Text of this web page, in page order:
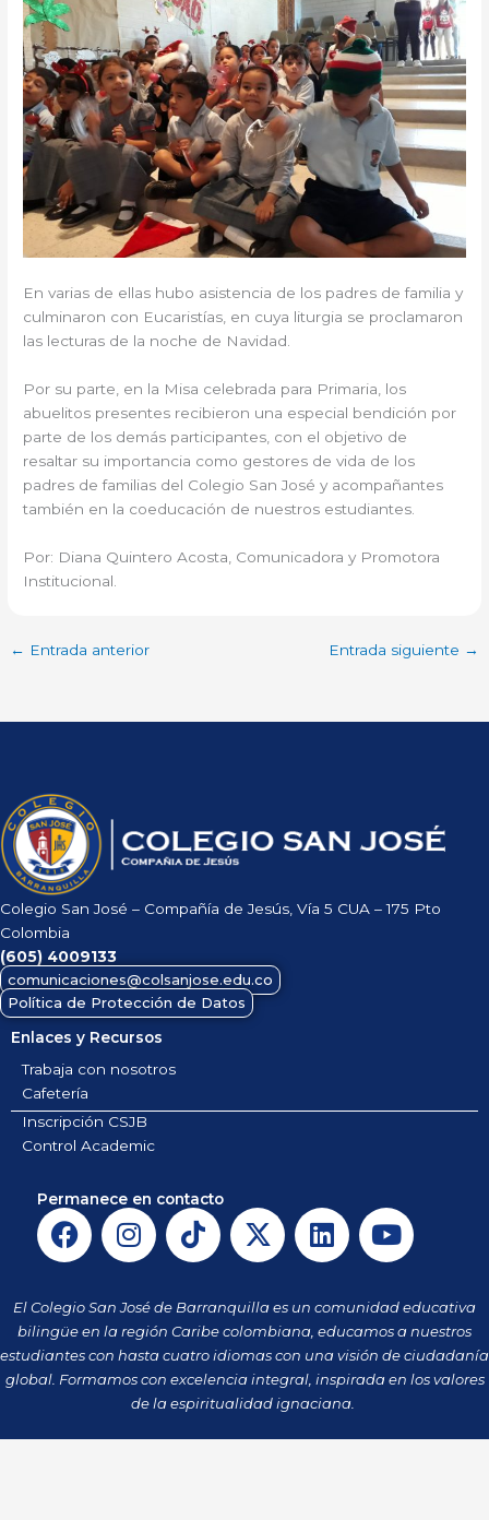
En varias de ellas hubo asistencia de los padres de familia y
culminaron con Eucaristías, en cuya liturgia se proclamaron
las lecturas de la noche de Navidad.
Por su parte, en la Misa celebrada para Primaria, los
abuelitos presentes recibieron una especial bendición por
parte de los demás participantes, con el objetivo de
resaltar su importancia como gestores de vida de los
padres de familias del Colegio San José y acompañantes
también en la coeducación de nuestros estudiantes.
Por: Diana Quintero Acosta, Comunicadora y Promotora
Institucional.
← Entrada anterior Entrada siguiente →
Colegio San José – Compañía de Jesús, Vía 5 CUA – 175 Pto
Colombia
(605) 4009133
comunicaciones@colsanjose.edu.co
Política de Protección de Datos
Enlaces y Recursos
Trabaja con nosotros
Cafetería
Inscripción CSJB
Control Academic
Permanece en contacto
F
a
e
b
o
o
I
n
t
a
g
r
a
m
T
i
t
o
k
X
-
w
i
t
t
e
r
L
i
k
e
d
i
n
Y
o
t
u
b
e
El Colegio San José de Barranquilla es un comunidad educativa
bilingüe en la región Caribe colombiana, educamos a nuestros
estudiantes con hasta cuatro idiomas con una visión de ciudadanía
global. Formamos con excelencia integral, inspirada en los valores
de la espiritualidad ignaciana.